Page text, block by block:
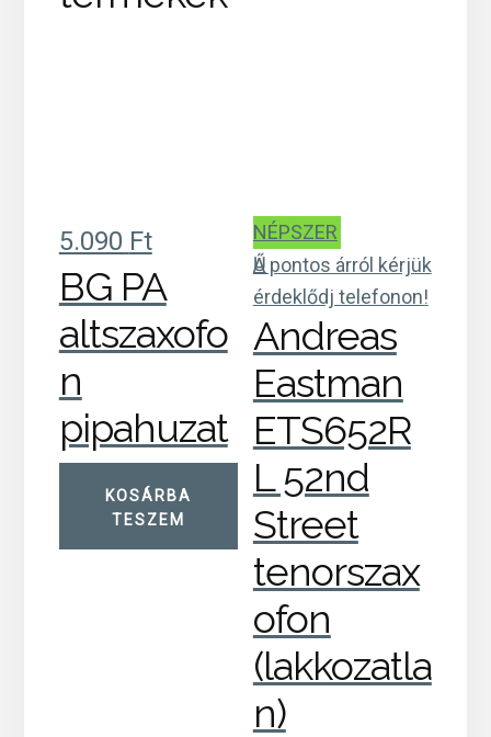
5.090 Ft
BG PA
altszaxofo
n
pipahuzat
KOSÁRBA
TESZEM
NÉPSZER
Ű
A pontos árról kérjük
érdeklődj telefonon!
Andreas
Eastman
ETS652R
L 52nd
Street
tenorszax
ofon
(lakkozatla
n)